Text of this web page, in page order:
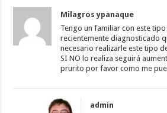
Milagros ypanaque
Tengo un familiar con este
recientemente diagnosticado
necesario realizarle este tipo
SI NO lo realiza seguirá
prurito por favor como me
admin